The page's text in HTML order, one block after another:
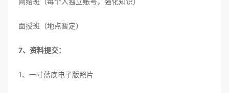
面授班（地点暂定）
7、资料提交：
1、一寸蓝底电子版照片